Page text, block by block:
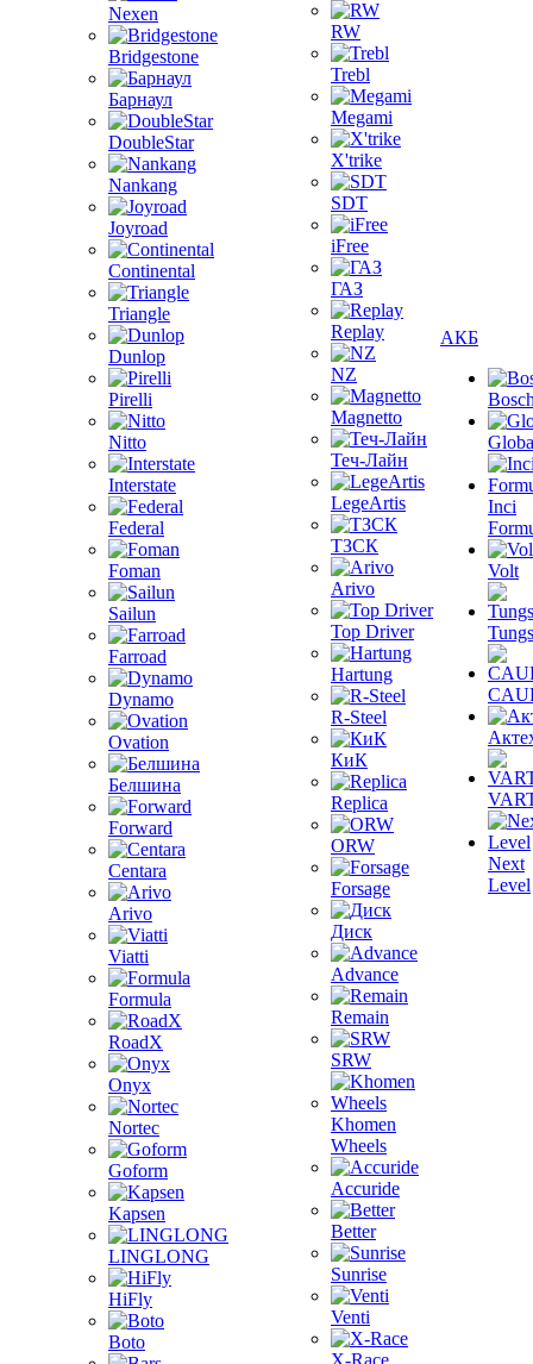
Nexen
Bridgestone
Барнаул
DoubleStar
Nankang
Joyroad
Continental
Triangle
Dunlop
Pirelli
Nitto
Interstate
Federal
Foman
Sailun
Farroad
Dynamo
Ovation
Белшина
Forward
Centara
Arivo
Viatti
Formula
RoadX
Onyx
Nortec
Goform
Kapsen
LINGLONG
HiFly
Boto
RW
Trebl
Megami
X'trike
SDT
iFree
ГАЗ
Replay
NZ
Magnetto
Теч-Лайн
LegeArtis
ТЗСК
Arivo
Top Driver
Hartung
R-Steel
КиК
Replica
ORW
Forsage
Диск
Advance
Remain
SRW
Khomen
Wheels
Accuride
Better
Sunrise
Venti
X-Race
АКБ
Inci
Volt
Next
Level